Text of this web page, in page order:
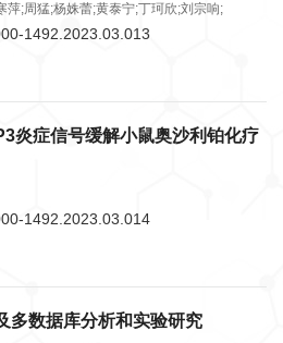
萍;周猛;杨姝蕾;黄泰宁;丁珂欣;刘宗响;
1492.2023.03.013
炎症信号缓解小鼠奥沙利铂化疗
1492.2023.03.014
多数据库分析和实验研究